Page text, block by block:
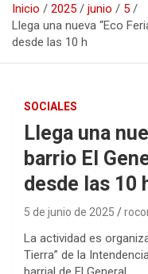
Inicio 2025 junio
5
Llega una nueva “Eco
desde las 10 h
SOCIALES
Llega una
barrio El
desde las 10
5 de junio de 2025
La actividad es
Tierra” de la